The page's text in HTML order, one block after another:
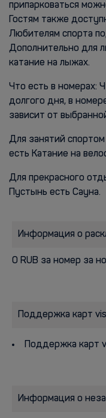
припарковаться
Гостям также
Любителям спорта
Дополнительно для
катание на лыжах.
Что есть в номерах:
долгого дня, в
зависит от
Для занятий
есть Катание на
Для прекрасного
Пустынь есть Сауна.
Информация о
0 RUB за номер за
Поддержка карт
Поддержка карт
Информация о